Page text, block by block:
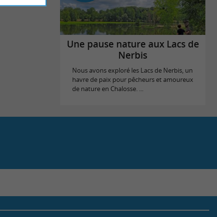
Une pause nature aux Lacs de
Nerbis
Nous avons exploré les Lacs de Nerbis, un
havre de paix pour pêcheurs et amoureux
de nature en Chalosse. ...